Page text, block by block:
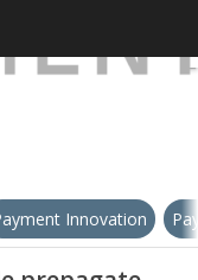
Innovation